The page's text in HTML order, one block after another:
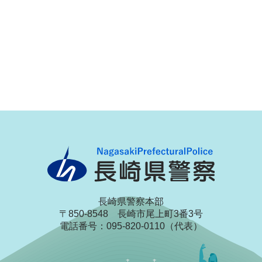
長崎県警察本部
〒850-8548 長崎市尾上町3番3号
電話番号：095-820-0110（代表）